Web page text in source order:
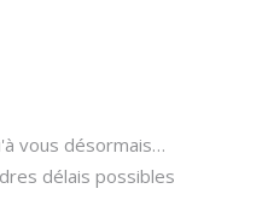
vous désormais…
délais possibles